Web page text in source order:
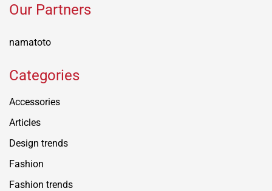
Our Partners
namatoto
Categories
Accessories
Articles
Design trends
Fashion
Fashion trends